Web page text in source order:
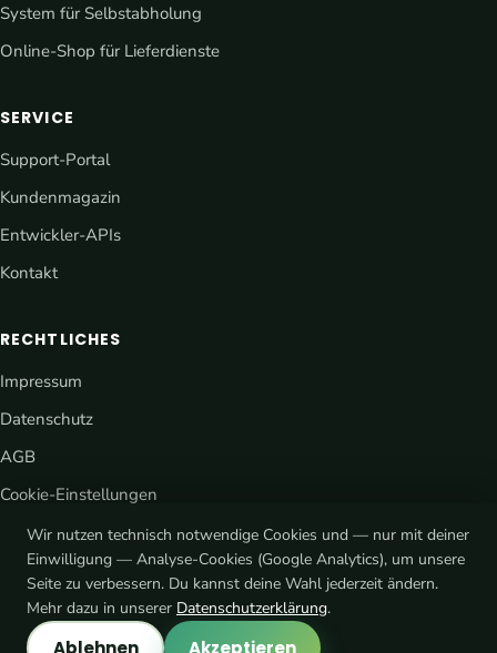
System für Selbstabholung
Online-Shop für Lieferdienste
SERVICE
Support-Portal
Kundenmagazin
Entwickler-APIs
Kontakt
RECHTLICHES
Impressum
Datenschutz
AGB
Cookie-Einstellungen
® eCaupo ist eine rechtlich geschützte Marke · © 2026 Platform7
Wir nutzen technisch notwendige Cookies und — nur mit deiner
Einwilligung — Analyse-Cookies (Google Analytics), um unsere
Seite zu verbessern. Du kannst deine Wahl jederzeit ändern.
Mehr dazu in unserer Datenschutzerklärung.
Ablehnen Akzeptieren